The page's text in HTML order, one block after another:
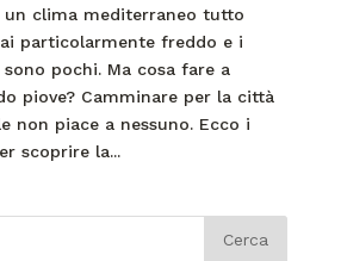
un clima mediterraneo tutto
particolarmente freddo e i
pochi. Ma cosa fare a
piove? Camminare per la città
non piace a nessuno. Ecco i
scoprire la...